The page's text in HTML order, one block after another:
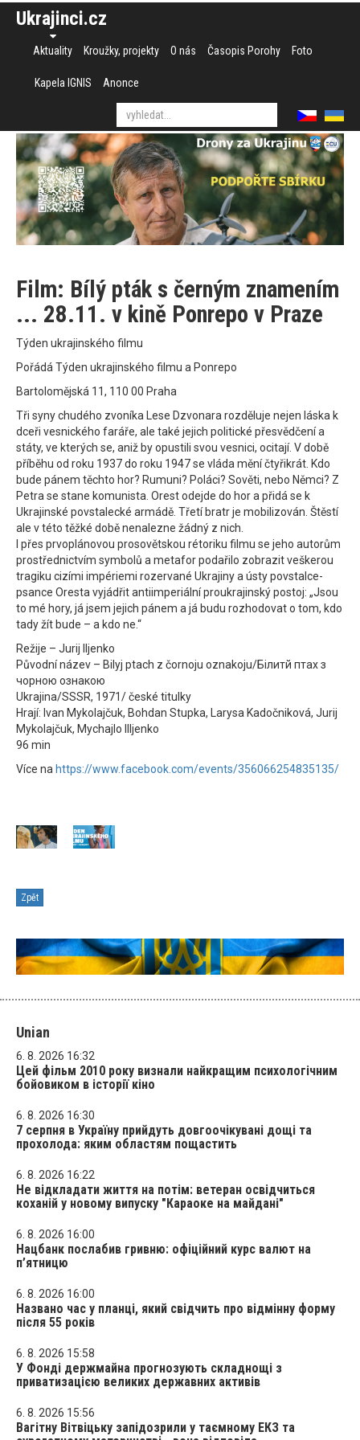
Ukrajinci.cz
Aktuality Kroužky, projekty O nás Časopis Porohy Foto
Kapela IGNIS Anonce
Film: Bílý pták s černým znamením
... 28.11. v kině Ponrepo v Praze
Týden ukrajinského filmu
Pořádá Týden ukrajinského filmu a Ponrepo
Bartolomějská 11, 110 00 Praha
Tři syny chudého zvoníka Lese Dzvonara rozděluje nejen láska k
dceři vesnického faráře, ale také jejich politické přesvědčení a
státy, ve kterých se, aniž by opustili svou vesnici, ocitají. V době
příběhu od roku 1937 do roku 1947 se vláda mění čtyřikrát. Kdo
bude pánem těchto hor? Rumuni? Poláci? Sověti, nebo Němci? Z
Petra se stane komunista. Orest odejde do hor a přidá se k
Ukrajinské povstalecké armádě. Třetí bratr je mobilizován. Štěstí
ale v této těžké době nenalezne žádný z nich.
I přes prvoplánovou prosovětskou rétoriku filmu se jeho autorům
prostřednictvím symbolů a metafor podařilo zobrazit veškerou
tragiku cizími impériemi rozervané Ukrajiny a ústy povstalce-
psance Oresta vyjádřit antiimperiální proukrajinský postoj: „Jsou
to mé hory, já jsem jejich pánem a já budu rozhodovat o tom, kdo
tady žít bude – a kdo ne.“
Režije – Jurij Iljenko
Původní název – Bilyj ptach z čornoju oznakoju/Білитй птах з
чорною ознакою
Ukrajina/SSSR, 1971/ české titulky
Hrají: Ivan Mykolajčuk, Bohdan Stupka, Larysa Kadočniková, Jurij
Mykolajčuk, Mychajlo Illjenko
96 min
Více na https://www.facebook.com/events/356066254835135/
Zpět
Unian
6. 8. 2026 16:32
Цей фільм 2010 року визнали найкращим психологічним
бойовиком в історії кіно
6. 8. 2026 16:30
7 серпня в Україну прийдуть довгоочікувані дощі та
прохолода: яким областям пощастить
6. 8. 2026 16:22
Не відкладати життя на потім: ветеран освідчиться
коханій у новому випуску "Караоке на майдані"
6. 8. 2026 16:00
Нацбанк послабив гривню: офіційний курс валют на
п’ятницю
6. 8. 2026 16:00
Названо час у планці, який свідчить про відмінну форму
після 55 років
6. 8. 2026 15:58
У Фонді держмайна прогнозують складнощі з
приватизацією великих державних активів
6. 8. 2026 15:56
Вагітну Вітвіцьку запідозрили у таємному ЕКЗ та